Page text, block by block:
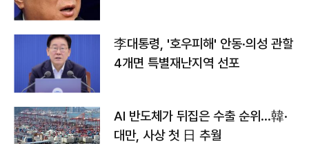
李대통령, '호우피해' 안동·의성 관할
4개면 특별재난지역 선포
AI 반도체가 뒤집은 수출 순위…韓·
대만, 사상 첫 日 추월